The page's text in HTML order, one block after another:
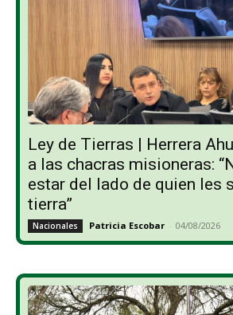
Ley de Tierras | Herrera
a las chacras misioneras:
estar del lado de quien les
tierra”
Nacionales Patricia Escobar - 04/08/2026